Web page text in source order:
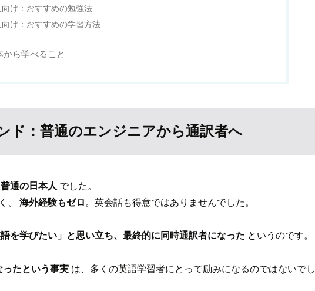
け：おすすめの勉強法
け：おすすめの学習方法
から学べること
ド：普通のエンジニアから通訳者へ
通の日本人 でした。
、 海外経験もゼロ 。英会話も得意ではありませんでした。
を学びたい」と思い立ち、最終的に同時通訳者になった というのです。
たという事実 は、多くの英語学習者にとって励みになるのではないでし